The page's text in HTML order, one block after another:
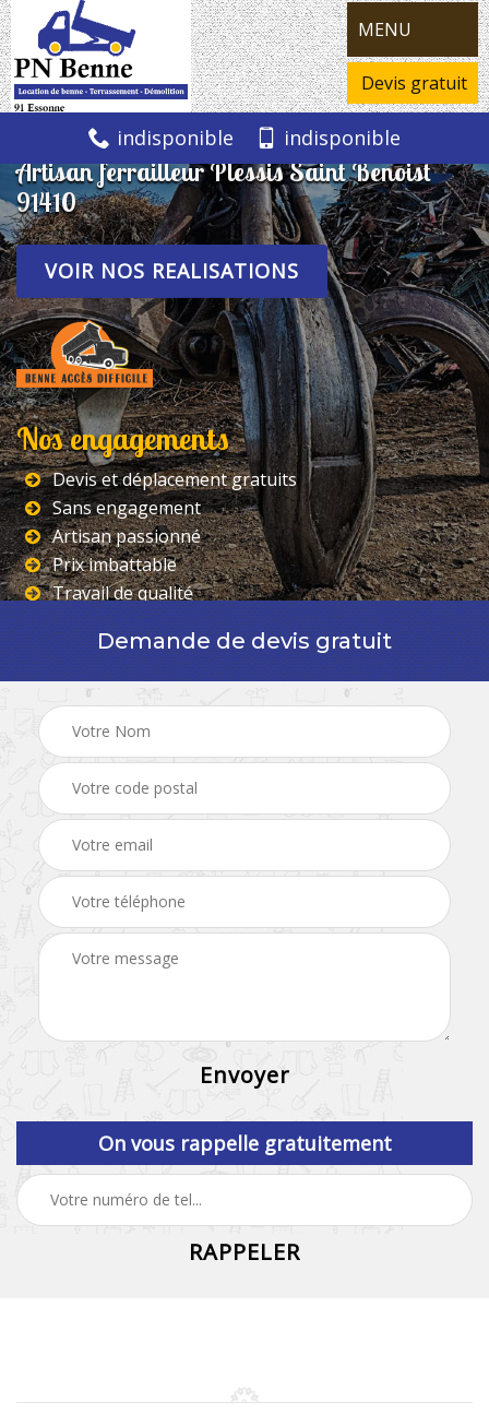
MENU
Devis gratuit
indisponible indisponible
Artisan ferrailleur Plessis Saint Benoist
91410
VOIR NOS REALISATIONS
Nos engagements
Devis et déplacement gratuits
Sans engagement
Artisan passionné
Prix imbattable
Travail de qualité
Demande de devis gratuit
On vous rappelle gratuitement